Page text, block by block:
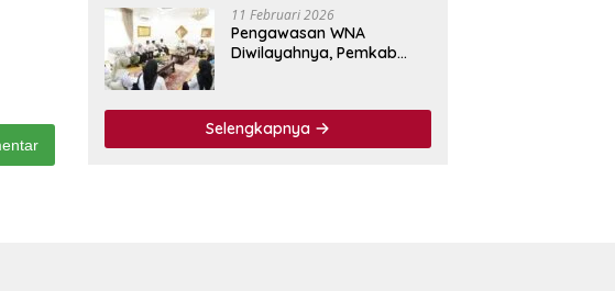
Pagaruyuang
11 Februari 2026
Pengawasan WNA
Diwilayahnya, Pemkab
Imigrasi Kelas I Non TPI
Agam
Selengkapnya